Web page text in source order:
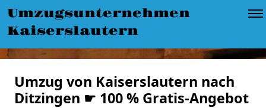
Umzugsunternehmen
Kaiserslautern
Umzug von Kaiserslautern nach
Ditzingen ☛ 100 % Gratis-Angebot